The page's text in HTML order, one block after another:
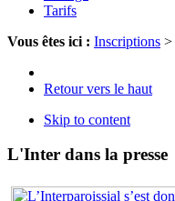
Tarifs
Vous êtes ici : Inscriptions >
Retour vers le haut
Skip to content
L'Inter dans la presse